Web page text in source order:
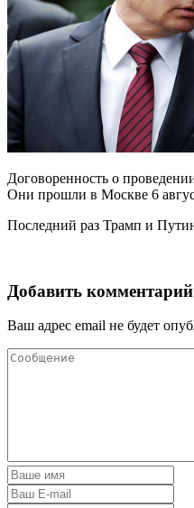
Договоренность о
Они прошли в Москве 6
Последний раз Трамп и
Добавить комментарий
Ваш адрес email не будет